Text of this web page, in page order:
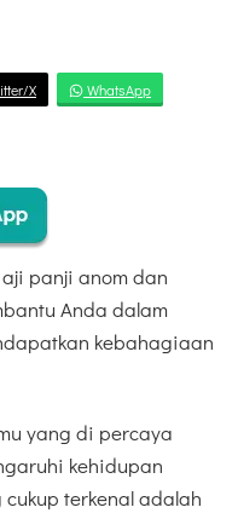
X WhatsApp
panji anom dan
Anda dalam
kebahagiaan
yang di percaya
kehidupan
terkenal adalah